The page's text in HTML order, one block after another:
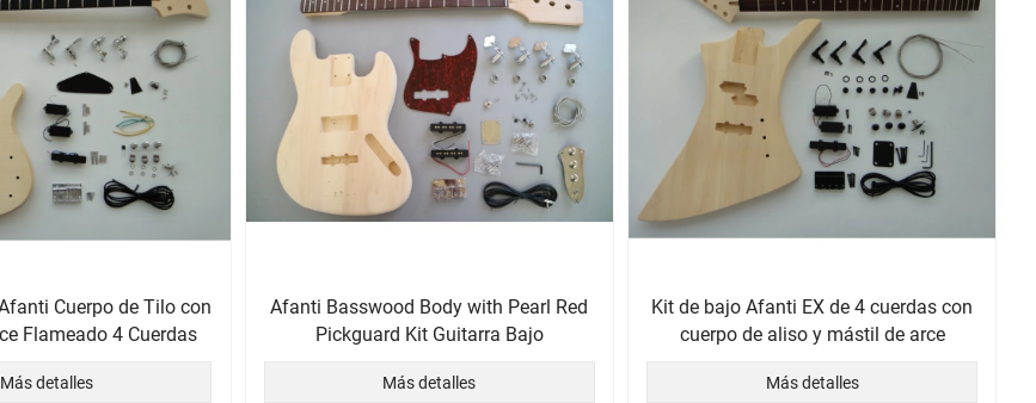
Cuerpo de Tilo con
Flameado 4 Cuerdas
Más detalles
Afanti Basswood Body with Pearl Red
Pickguard Kit Guitarra Bajo
Más detalles
Kit de bajo Afanti EX de 4 cuerdas con
cuerpo de aliso y mástil de arce
Más detalles